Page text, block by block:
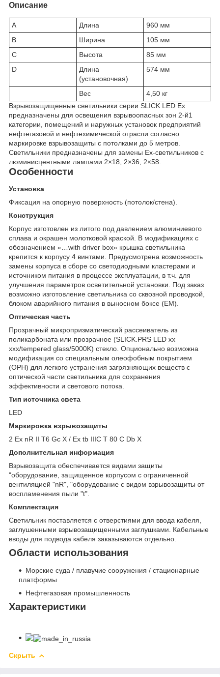
Описание
A Длина
960 мм
B
Ширина
105 мм
C
Высота
85 мм
D
Длина
(установочная)
574 мм
Вес
4,50 кг
Взрывозащищенные светильники серии SLICK LED Ex
предназначены для освещения взрывоопасных зон 2-й1
категории, помещений и наружных установок предприятий
нефтегазовой и нефтехимической отрасли согласно
маркировке взрывозащиты с потолками до 5 метров.
Светильники предназначены для замены Ex-светильников с
люминисцентными лампами 2×18, 2×36, 2×58.
Особенности
Установка
Фиксация на опорную поверхность (потолок/стена).
Конструкция
Корпус изготовлен из литого под давлением алюминиевого
сплава и окрашен молотковой краской. В модификациях с
обозначением «…with driver box» крышка светильника
крепится к корпусу 4 винтами. Предусмотрена возможность
замены корпуса в сборе со светодиодными кластерами и
источником питания в процессе эксплуатации, в т.ч. для
улучшения параметров осветительной установки. Под заказ
возможно изготовление светильника со сквозной проводкой,
блоком аварийного питания в выносном боксе (EM).
Оптическая часть
Прозрачный микропризматический рассеиватель из
поликарбоната или прозрачное (SLICK.PRS LED xx
xxx/tempered glass/5000K) стекло. Опционально возможна
модификация со специальным олеофобным покрытием
(OPH) для легкого устранения загрязняющих веществ с
оптической части светильника для сохранения
эффективности и светового потока.
Тип источника света
LED
Маркировка взрывозащиты
2 Ex nR II T6 Gc X / Ex tb IIIC T 80 C Db X
Дополнительная информация
Взрывозащита обеспечивается видами защиты
"оборудование, защищенное корпусом с ограниченной
вентиляцией "nR", "оборудование с видом взрывозащиты от
воспламенения пыли "t".
Комплектация
Светильник поставляется с отверстиями для ввода кабеля,
заглушенными взрывозащищенными заглушками. Кабельные
вводы для подвода кабеля заказываются отдельно.
Области использования
Морские суда / плавучие сооружения / стационарные
платформы
Нефтегазовая промышленность
Характеристики
Скрыть